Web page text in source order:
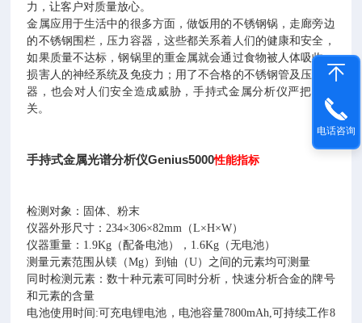
力，让客户对质量放心。
金属应用于生活中的很多方面，做饭用的不锈钢锅，走廊旁边
的不锈钢围栏，压力容器，这些都关系着人们的健康和安全，
如果质量不达标，钢锅里的重金属就会通过食物被人体吸收，
损害人的神经系统及免疫力；用了不合格的不锈钢管及压力容
器，也会对人们安全造成威胁，手持式金属分析仪严把质量
关。
手持式金属光谱分析仪Genius5000性能指标
检测对象：固体、粉末
仪器外形尺寸：234×306×82mm（L×H×W）
仪器重量：1.9Kg（配备电池），1.6Kg（无电池）
测量元素范围从镁（Mg）到铀（U）之间的元素均可测量
同时检测元素：数十种元素可同时分析，快速分析合金的牌号
和元素的含量
电池使用时间:可充电锂电池，电池容量7800mAh,可持续工作8
电话咨询